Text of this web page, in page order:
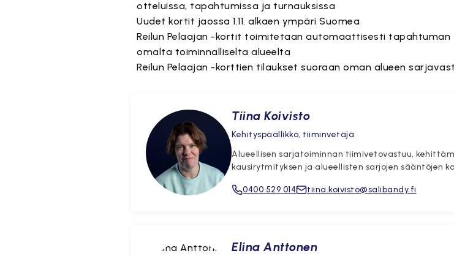
otteluissa, tapahtumissa ja turnauksissa
Uudet kortit jaossa 1.11. alkaen ympäri Suomea
Reilun Pelaajan -kortit toimitetaan automaattisesti
omalta toiminnalliselta alueelta
Reilun Pelaajan -korttien tilaukset suoraan oman alueen
Tiina Koivisto
Kehityspäällikkö, tiiminvetäjä
Alueellisen sarjatoiminnan tiimivetovastuu,
kausirytmityksen ja alueellisten sarjojen sääntöjen
0400 529 014 tiina.koivisto@salibandy.fi
Elina Anttonen